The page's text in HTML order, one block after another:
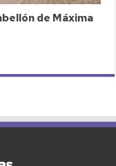
de Máxima